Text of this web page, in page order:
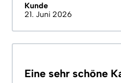
Kunde
21. Juni 2026
Eine sehr schöne